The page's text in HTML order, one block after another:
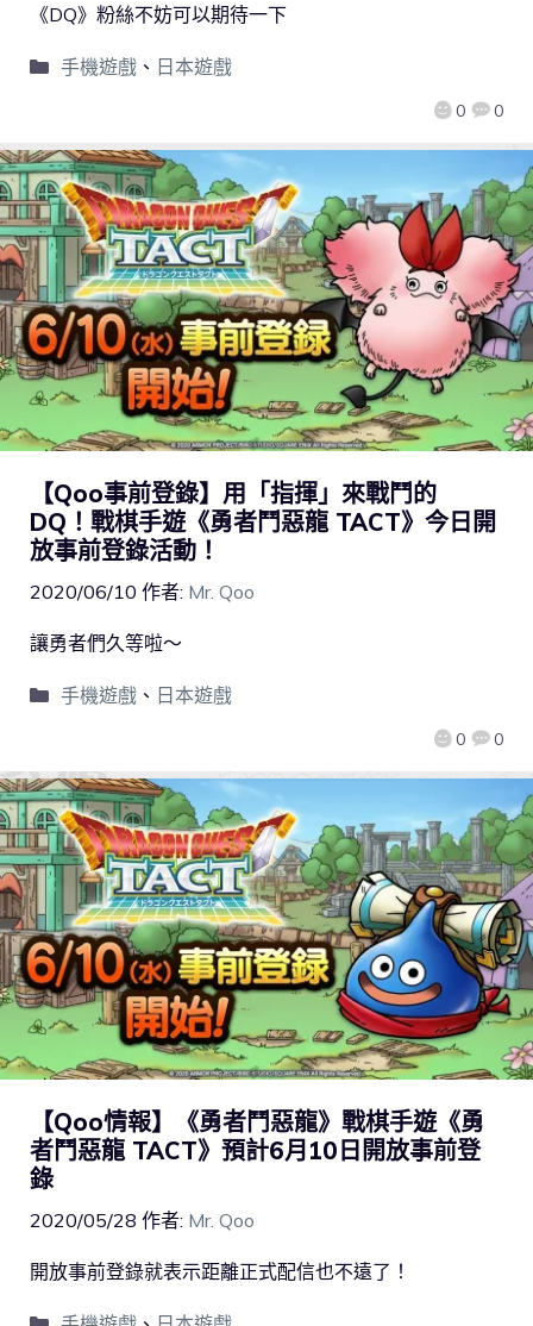
0 0
《DQ》粉絲不妨可以期待一下
手機遊戲、 日本遊戲
【Qoo事前登錄】用「指揮」來戰鬥的
DQ！戰棋手遊《勇者鬥惡龍 TACT》今日開
放事前登錄活動！
2020/06/10 作者: Mr. Qoo
0 0
讓勇者們久等啦～
手機遊戲、 日本遊戲
【Qoo情報】《勇者鬥惡龍》戰棋手遊《勇
者鬥惡龍 TACT》預計6月10日開放事前登
錄
2020/05/28 作者: Mr. Qoo
開放事前登錄就表示距離正式配信也不遠了！